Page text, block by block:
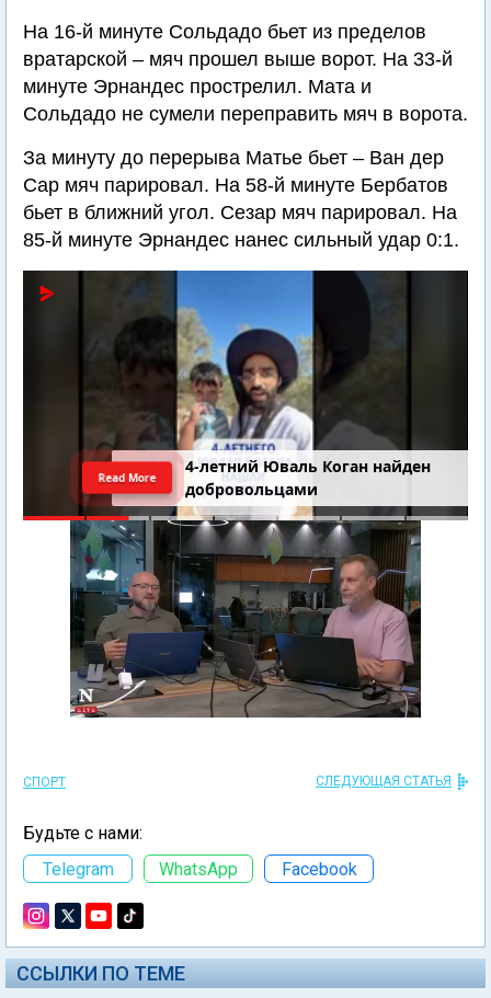
На 16-й минуте Сольдадо бьет из пределов
вратарской – мяч прошел выше ворот. На 33-й
минуте Эрнандес прострелил. Мата и
Сольдадо не сумели переправить мяч в ворота.
За минуту до перерыва Матье бьет – Ван дер
Сар мяч парировал. На 58-й минуте Бербатов
бьет в ближний угол. Сезар мяч парировал. На
85-й минуте Эрнандес нанес сильный удар 0:1.
4-летний Юваль Коган найден
добровольцами
Read More
СПОРТ СЛЕДУЮЩАЯ СТАТЬЯ
Будьте с нами:
Telegram
WhatsApp Facebook
ССЫЛКИ ПО ТЕМЕ